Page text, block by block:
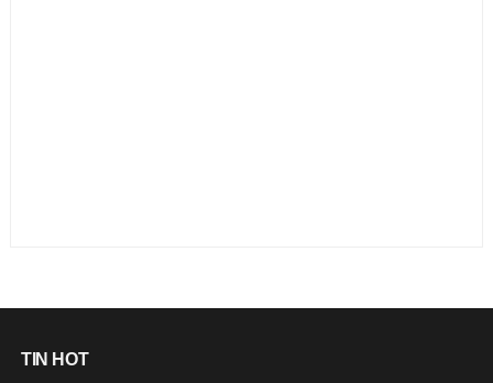
TIN HOT